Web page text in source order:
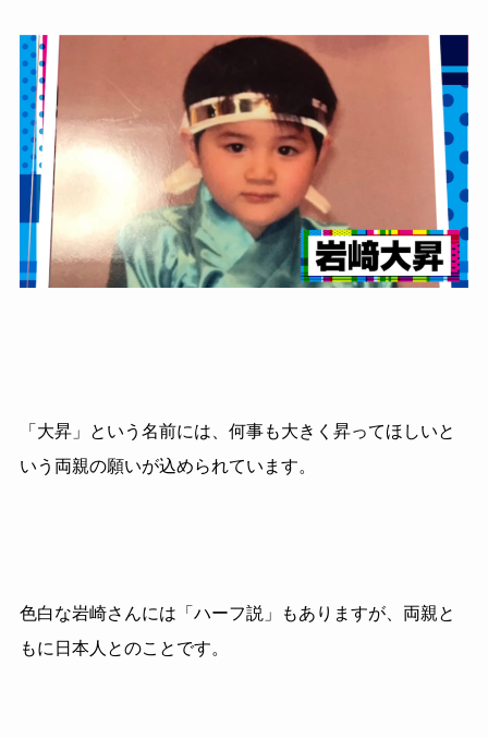
「大昇」という名前には、何事も大きく昇ってほしいと
いう両親の願いが込められています。
色白な岩崎さんには「ハーフ説」もありますが、両親と
もに日本人とのことです。